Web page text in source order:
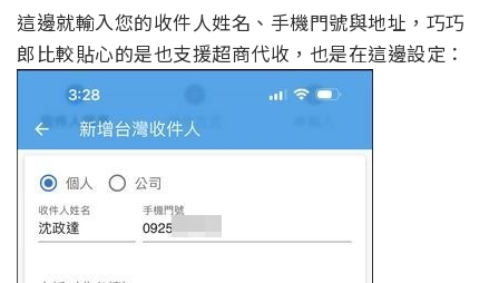
這邊就輸入您的收件人姓名、手機門號與地址，巧巧
郎比較貼心的是也支援超商代收，也是在這邊設定：